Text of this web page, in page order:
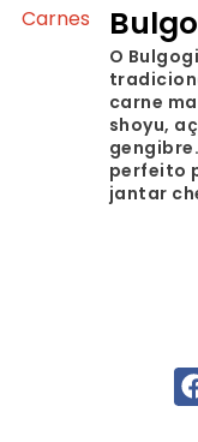
Carnes
O
carne
shoyu,
perfeito
jantar